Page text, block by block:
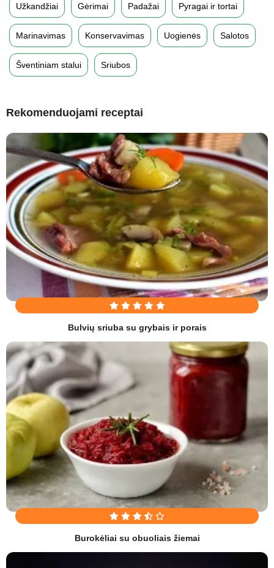
Užkandžiai Gėrimai Padažai Pyragai ir tortai
Marinavimas Konservavimas Uogienės Salotos
Šventiniam stalui Sriubos
Rekomenduojami receptai
Bulvių sriuba su grybais ir porais
Burokėliai su obuoliais žiemai